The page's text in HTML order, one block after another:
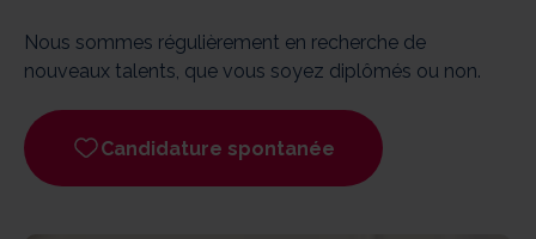
Nous sommes régulièrement en recherche de
nouveaux talents, que vous soyez diplômés ou non.
Candidature spontanée